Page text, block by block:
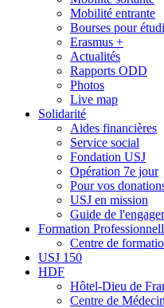
Mobilité entrante
Bourses pour
Erasmus +
Actualités
Rapports ODD
Photos
Live map
Solidarité
Aides financières
Service social
Fondation USJ
Opération 7e jour
Pour vos
USJ en mission
Guide de
Formation
Centre de
USJ 150
HDF
Hôtel-Dieu de
Centre de